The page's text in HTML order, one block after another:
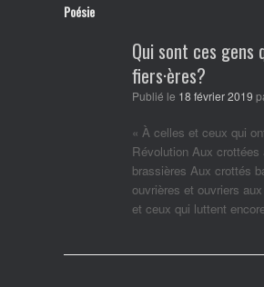
Poésie
Qui sont ces gens
fiers·ères?
Publié le 18 février 2019
« À celles et ceux qui
Révolution Aux
brassières Aux crottés
ouvrières et ouvriers
et ceux qui luttent